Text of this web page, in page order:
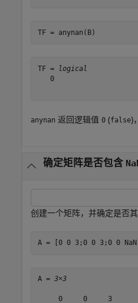
TF = anynan(B)
TF =
logical
   0
anynan 返回逻辑值 0 (false)
确定矩阵是否包含
创建一个矩阵，并确定是否
A = [0 0 3;0 0 3;0 0 NaN]
A = 3×3
     0     0     3